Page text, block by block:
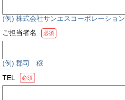
(例) 株式会社サンエスコーポレーション
ご担当者名
必須
(例) 郡司 穣
TEL
必須